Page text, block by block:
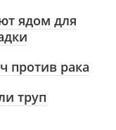
ядом для
против рака
труп